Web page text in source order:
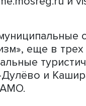
их
(в том
для
с